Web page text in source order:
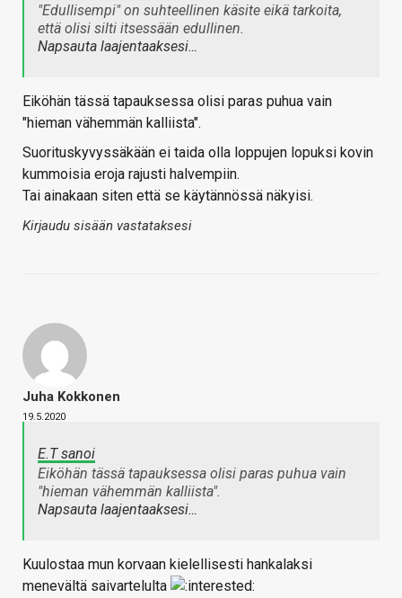
"Edullisempi" on suhteellinen käsite eikä tarkoita,
että olisi silti itsessään edullinen.
Napsauta laajentaaksesi…
Eiköhän tässä tapauksessa olisi paras puhua vain
"hieman vähemmän kalliista".
Suorituskyvyssäkään ei taida olla loppujen lopuksi kovin
kummoisia eroja rajusti halvempiin.
Tai ainakaan siten että se käytännössä näkyisi.
Kirjaudu sisään vastataksesi
Juha Kokkonen
19.5.2020
E.T sanoi
Eiköhän tässä tapauksessa olisi paras puhua vain
"hieman vähemmän kalliista".
Napsauta laajentaaksesi…
Kuulostaa mun korvaan kielellisesti hankalaksi
menevältä saivartelulta